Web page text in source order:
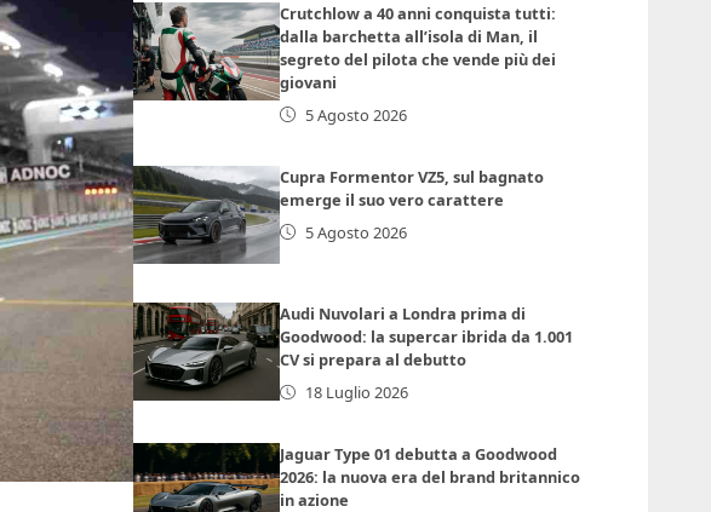
Crutchlow a 40 anni conquista tutti:
dalla barchetta all’isola di Man, il
segreto del pilota che vende più dei
giovani
5 Agosto 2026
Cupra Formentor VZ5, sul bagnato
emerge il suo vero carattere
5 Agosto 2026
Audi Nuvolari a Londra prima di
Goodwood: la supercar ibrida da 1.001
CV si prepara al debutto
18 Luglio 2026
Jaguar Type 01 debutta a Goodwood
2026: la nuova era del brand britannico
in azione